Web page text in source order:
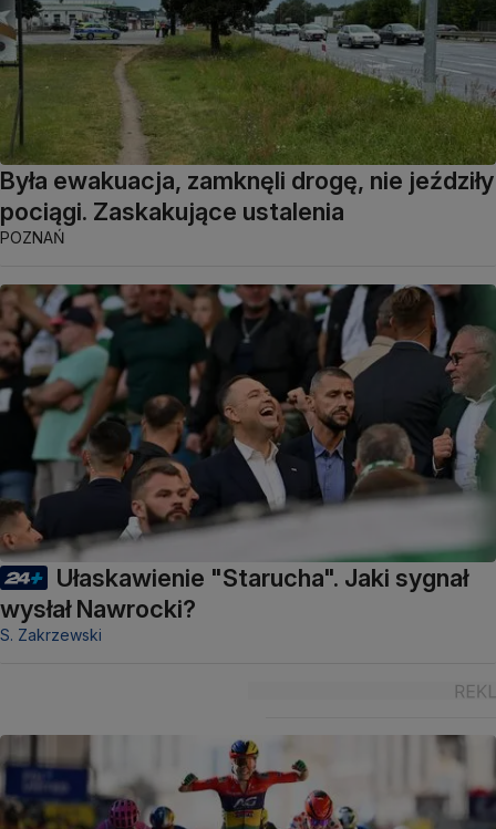
Była ewakuacja, zamknęli drogę, nie jeździły
pociągi. Zaskakujące ustalenia
POZNAŃ
Ułaskawienie "Starucha". Jaki sygnał
wysłał Nawrocki?
S. Zakrzewski